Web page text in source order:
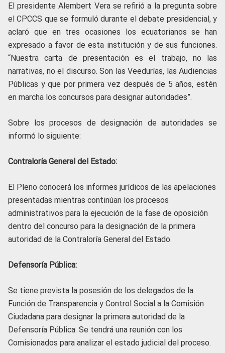
El presidente Alembert Vera se refirió a la pregunta sobre
el CPCCS que se formuló durante el debate presidencial, y
aclaró que en tres ocasiones los ecuatorianos se han
expresado a favor de esta institución y de sus funciones.
“Nuestra carta de presentación es el trabajo, no las
narrativas, no el discurso. Son las Veedurías, las Audiencias
Públicas y que por primera vez después de 5 años, estén
en marcha los concursos para designar autoridades”.
Sobre los procesos de designación de autoridades se
informó lo siguiente:
Contraloría General del Estado:
El Pleno conocerá los informes jurídicos de las apelaciones
presentadas mientras continúan los procesos
administrativos para la ejecución de la fase de oposición
dentro del concurso para la designación de la primera
autoridad de la Contraloría General del Estado.
Defensoría Pública:
Se tiene prevista la posesión de los delegados de la
Función de Transparencia y Control Social a la Comisión
Ciudadana para designar la primera autoridad de la
Defensoría Pública. Se tendrá una reunión con los
Comisionados para analizar el estado judicial del proceso.